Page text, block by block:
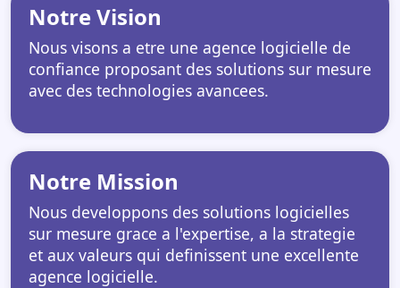
Notre Vision
Nous visons a etre une agence logicielle de
confiance proposant des solutions sur mesure
avec des technologies avancees.
Notre Mission
Nous developpons des solutions logicielles
sur mesure grace a l'expertise, a la strategie
et aux valeurs qui definissent une excellente
agence logicielle.